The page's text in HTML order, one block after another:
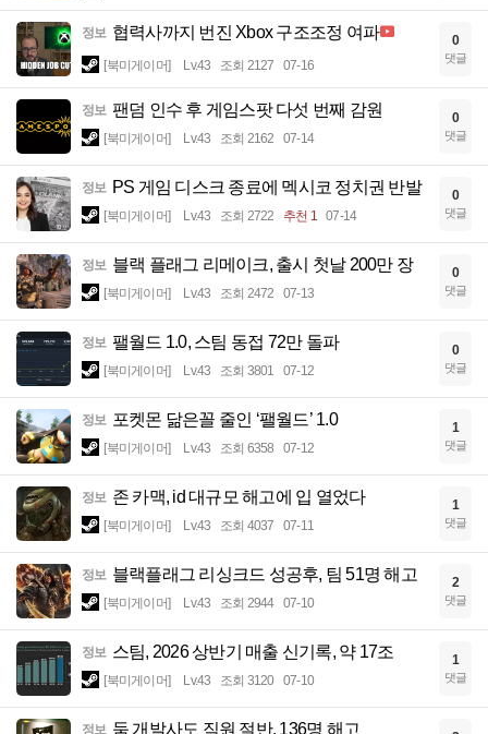
정보 협력사까지 번진 Xbox 구조조정 여파
[북미게이머] Lv.43 조회 2127 07-16
0
댓글
정보 팬덤 인수 후 게임스팟 다섯 번째 감원
[북미게이머] Lv.43 조회 2162 07-14
0
댓글
정보 PS 게임 디스크 종료에 멕시코 정치권 반발
[북미게이머] Lv.43 조회 2722 추천 1 07-14
0
댓글
정보 블랙 플래그 리메이크, 출시 첫날 200만 장
[북미게이머] Lv.43 조회 2472 07-13
0
댓글
정보 팰월드 1.0, 스팀 동접 72만 돌파
[북미게이머] Lv.43 조회 3801 07-12
0
댓글
정보 포켓몬 닮은꼴 줄인 ‘팰월드’ 1.0
[북미게이머] Lv.43 조회 6358 07-12
1
댓글
정보 존 카맥, id 대규모 해고에 입 열었다
[북미게이머] Lv.43 조회 4037 07-11
1
댓글
정보 블랙플래그 리싱크드 성공후, 팀 51명 해고
[북미게이머] Lv.43 조회 2944 07-10
2
댓글
정보 스팀, 2026 상반기 매출 신기록, 약 17조
[북미게이머] Lv.43 조회 3120 07-10
1
댓글
정보 둠 개발사도 직원 절반, 136명 해고